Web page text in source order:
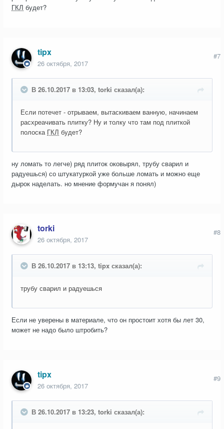
ГКЛ будет?
tipx
26 октября, 2017
#7
В 26.10.2017 в 13:03, torki сказал(а):
Если потечет - отрываем, вытаскиваем ванную, начинаем
расхреачивать плитку? Ну и толку что там под плиткой
полоска ГКЛ будет?
ну ломать то легче) ряд плиток оковырял, трубу сварил и
радуешься) со штукатуркой уже больше ломать и можно еще
дырок наделать. но мнение формучан я понял)
torki
26 октября, 2017
#8
В 26.10.2017 в 13:13, tipx сказал(а):
трубу сварил и радуешься
Если не уверены в материале, что он простоит хотя бы лет 30,
может не надо было штробить?
tipx
26 октября, 2017
#9
В 26.10.2017 в 13:23, torki сказал(а):